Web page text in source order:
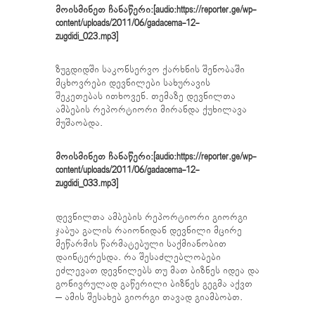
მოისმინეთ ჩანაწერი:[audio:https://reporter.ge/wp-
content/uploads/2011/06/gadacema-12-
zugdidi_023.mp3]
ზუგდიდში საკონსერვო ქარხნის შენობაში
მცხოვრები დევნილები სახურავის
შეკეთებას ითხოვენ. თემაზე დევნილთა
ამბების რეპორტიორი მირანდა ქუხილავა
მუშაობდა.
მოისმინეთ ჩანაწერი:[audio:https://reporter.ge/wp-
content/uploads/2011/06/gadacema-12-
zugdidi_033.mp3]
დევნილთა ამბების რეპორტიორი გიორგი
ჯაბუა გალის რაიონიდან დევნილი მცირე
მეწარმის წარმატებული საქმიანობით
დაინტერესდა. რა შესაძლებლობები
ეძლევათ დევნილებს თუ მათ ბიზნეს იდეა და
გონივრულად გაწერილი ბიზნეს გეგმა აქვთ
– ამის შესახებ გიორგი თავად გიამბობთ.